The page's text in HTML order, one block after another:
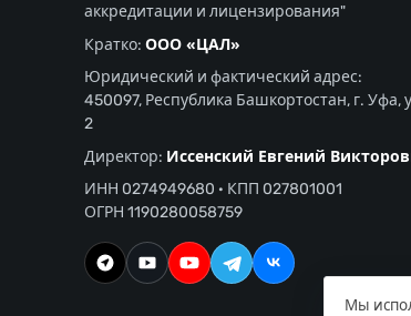
аккредитации и лицензирования"
Кратко: ООО «ЦАЛ»
Юридический и фактический адрес:
450097, Республика Башкортостан, г. Уфа,
2
Директор: Иссенский Евгений
ИНН 0274949680 · КПП 027801001
ОГРН 1190280058759
Мы